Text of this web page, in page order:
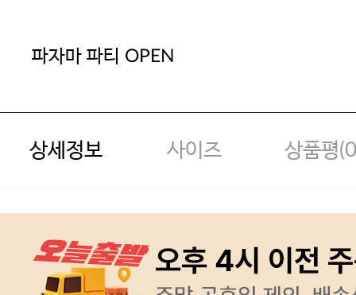
파자마 파티 OPEN
상세정보 사이즈 상품평(0